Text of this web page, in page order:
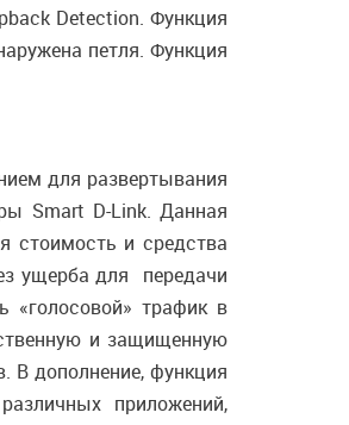
Detection. Функция
петля. Функция
для развертывания
Smart D-Link. Данная
стоимость и средства
ущерба для передачи
«голосовой» трафик в
и защищенную
В дополнение, функция
приложений,